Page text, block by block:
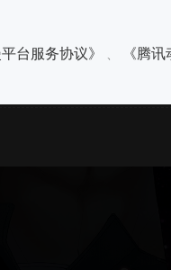
台服务协议》
《腾